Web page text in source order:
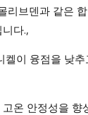
리브덴과 같은
다.,
켈이 융점을 낮
온 안정성을 향